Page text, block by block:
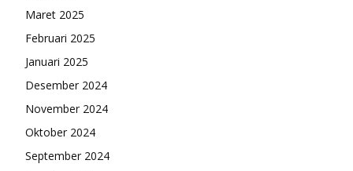
Maret 2025
Februari 2025
Januari 2025
Desember 2024
November 2024
Oktober 2024
September 2024